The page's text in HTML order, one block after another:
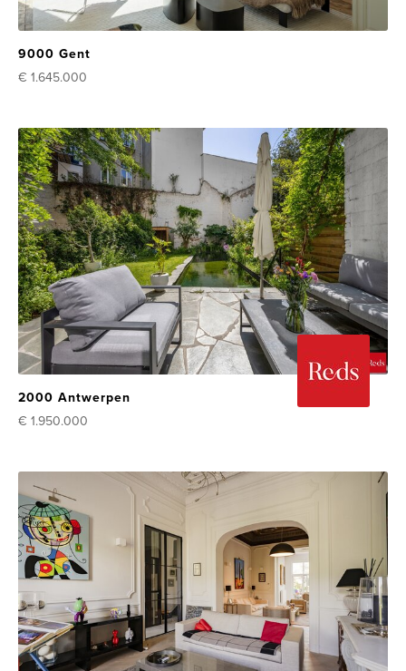
9000 Gent
€ 1.645.000
2000 Antwerpen
€ 1.950.000